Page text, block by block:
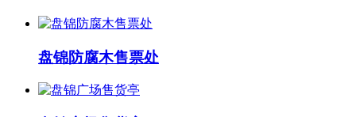
盘锦防腐木售票处